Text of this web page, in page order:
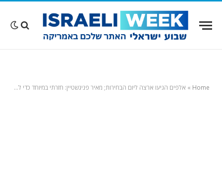
Home
» אלפים הגיעו ארצה ליום הבחירות; מאיר פניגשטיין: חזרתי במיוחד כדי להצביע"